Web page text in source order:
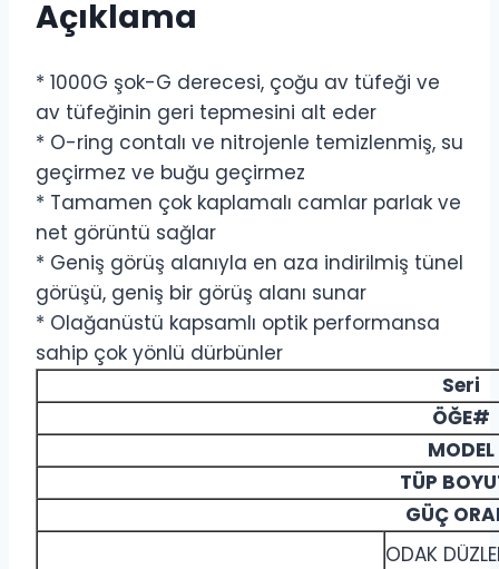
Açıklama
* 1000G şok-G derecesi, çoğu av tüfeği ve
av tüfeğinin geri tepmesini alt eder
* O-ring contalı ve nitrojenle temizlenmiş, su
geçirmez ve buğu geçirmez
* Tamamen çok kaplamalı camlar parlak ve
net görüntü sağlar
* Geniş görüş alanıyla en aza indirilmiş tünel
görüşü, geniş bir görüş alanı sunar
* Olağanüstü kapsamlı optik performansa
sahip çok yönlü dürbünler
Seri
ÖĞE#
MODEL
TÜP
GÜÇ
ODAK